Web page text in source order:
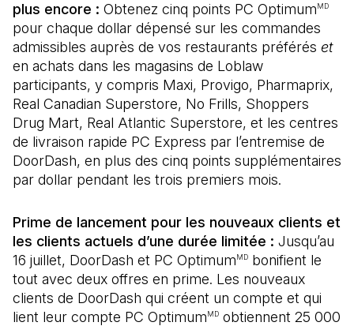
plus encore : Obtenez cinq points PC OptimumMD
pour chaque dollar dépensé sur les commandes
admissibles auprès de vos restaurants préférés et
en achats dans les magasins de Loblaw
participants, y compris Maxi, Provigo, Pharmaprix,
Real Canadian Superstore, No Frills, Shoppers
Drug Mart, Real Atlantic Superstore, et les centres
de livraison rapide PC Express par l’entremise de
DoorDash, en plus des cinq points supplémentaires
par dollar pendant les trois premiers mois.
Prime de lancement pour les nouveaux clients et
les clients actuels d’une durée limitée : Jusqu’au
16 juillet, DoorDash et PC OptimumMD bonifient le
tout avec deux offres en prime. Les nouveaux
clients de DoorDash qui créent un compte et qui
lient leur compte PC OptimumMD obtiennent 25 000